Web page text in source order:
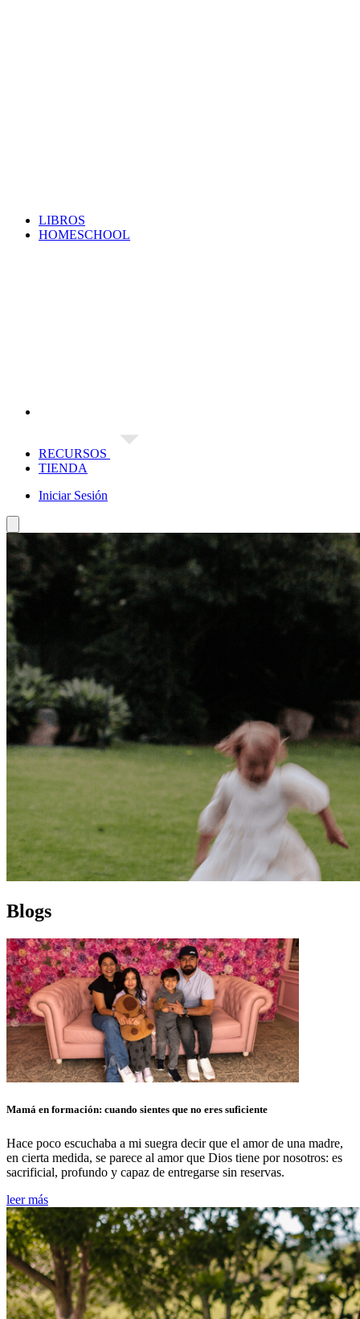
LIBROS
HOMESCHOOL
RECURSOS
TIENDA
Iniciar Sesión
Blogs
Mamá en formación: cuando sientes que no eres suficiente
Hace poco escuchaba a mi suegra decir que el amor de una madre,
en cierta medida, se parece al amor que Dios tiene por nosotros: es
sacrificial, profundo y capaz de entregarse sin reservas.
leer más